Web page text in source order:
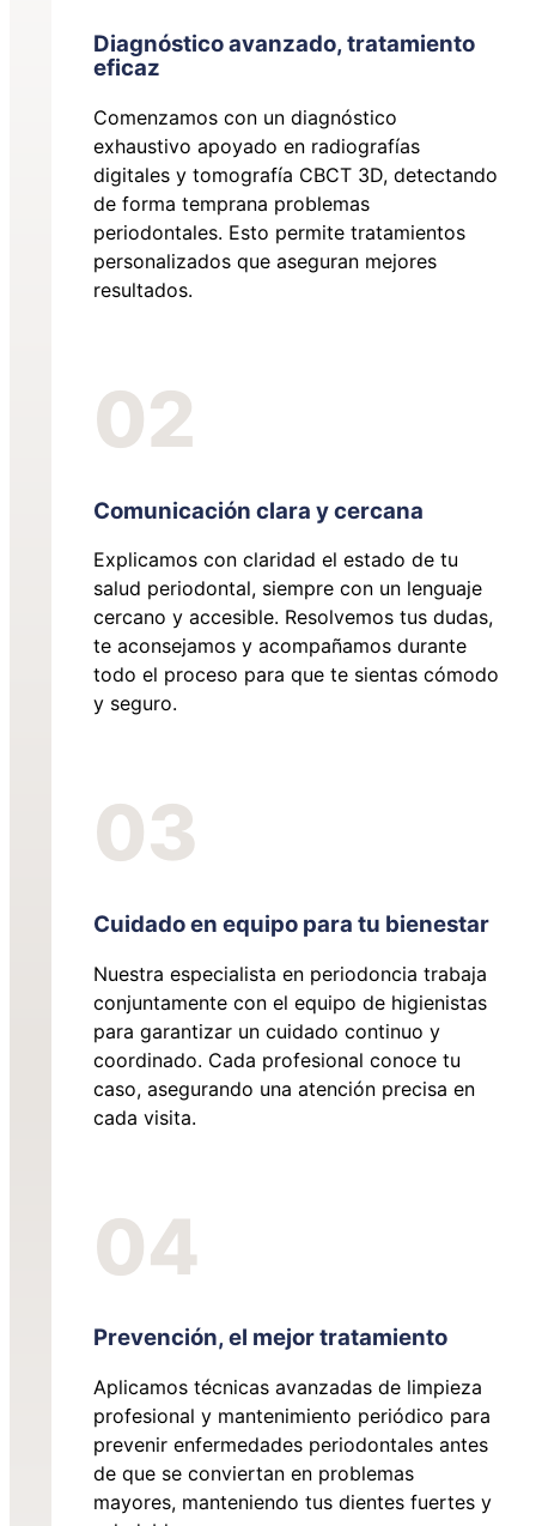
Diagnóstico avanzado, tratamiento
eficaz
Comenzamos con un diagnóstico
exhaustivo apoyado en radiografías
digitales y tomografía CBCT 3D, detectando
de forma temprana problemas
periodontales. Esto permite tratamientos
personalizados que aseguran mejores
resultados.
02
Comunicación clara y cercana
Explicamos con claridad el estado de tu
salud periodontal, siempre con un lenguaje
cercano y accesible. Resolvemos tus dudas,
te aconsejamos y acompañamos durante
todo el proceso para que te sientas cómodo
y seguro.
03
Cuidado en equipo para tu bienestar
Nuestra especialista en periodoncia trabaja
conjuntamente con el equipo de higienistas
para garantizar un cuidado continuo y
coordinado. Cada profesional conoce tu
caso, asegurando una atención precisa en
cada visita.
04
Prevención, el mejor tratamiento
Aplicamos técnicas avanzadas de limpieza
profesional y mantenimiento periódico para
prevenir enfermedades periodontales antes
de que se conviertan en problemas
mayores, manteniendo tus dientes fuertes y